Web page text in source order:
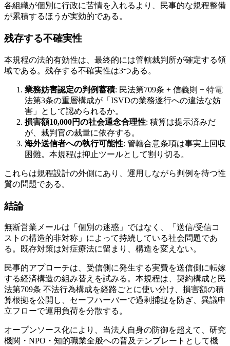
各組織が個別に行政に苦情を入れるより、民事的な規程整備
が累積するほうが実効的である。
残存する不確実性
本規程の法的有効性は、最終的には管轄裁判所が確定する領
域である。残存する不確実性は3つある。
業務妨害認定の判例蓄積: 民法第709条 + 信義則 + 特電
法第3条の重層構成が「ISVDの業務遂行への違法な妨
害」として認められるか。
損害額10,000円の社会通念合理性: 積算は提示済みだ
が、裁判官の裁量に依存する。
海外送信者への執行可能性: 管轄合意条項は事実上回収
困難。本規程は抑止ツールとして割り切る。
これらは規程設計の外側にあり、運用しながら判例を待つ性
質の問題である。
結論
無断営業メールは「個別の迷惑」ではなく、「送信/受信コ
ストの構造的非対称」によって持続している社会問題であ
る。既存対策は対症療法に留まり、構造を変えない。
民事的アプローチは、受信側に発生する実費を送信側に転嫁
する経済構造の組み替えを試みる。本規程は、契約構成と民
法第709条 不法行為構成を経路ごとに使い分け、損害額の積
算根拠を公開し、セーフハーバーで過剰捕捉を防ぎ、異議申
立フローで運用負荷を分散する。
オープンソース化により、当法人自身の防御を超えて、研究
機関・NPO・知的職業全般への普及テンプレートとして機